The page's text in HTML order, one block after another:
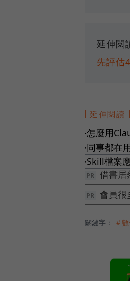
延伸閱
先評估
延伸閱讀
●怎麼用
● 同事都在
● ‎Skill檔案
借書居
會員很
關鍵字： ＃